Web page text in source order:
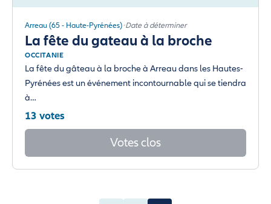
Arreau (65 - Haute-Pyrénées) Date à déterminer
La fête du gateau à la broche
OCCITANIE
La fête du gâteau à la broche à Arreau dans les Hautes-
Pyrénées est un événement incontournable qui se tiendra
à…
13 votes
Votes clos